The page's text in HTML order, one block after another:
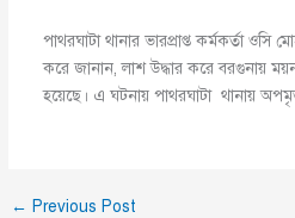
পাথরঘাটা থানার ভারপ্রাপ্ত কর্মকর্তা ওসি
করে জানান, লাশ উদ্ধার করে বরগুনায়
হয়েছে। এ ঘটনায় পাথরঘাটা থানায়
← Previous Post